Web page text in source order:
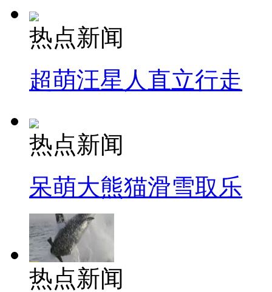
热点新闻
超萌汪星人直立行走
热点新闻
呆萌大熊猫滑雪取乐
热点新闻